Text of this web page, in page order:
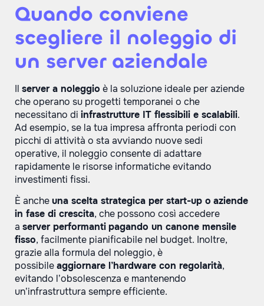
Quando conviene
scegliere il noleggio di
un server aziendale
Il server a noleggio è la soluzione ideale per aziende
che operano su progetti temporanei o che
necessitano di infrastrutture IT flessibili e scalabili.
Ad esempio, se la tua impresa affronta periodi con
picchi di attività o sta avviando nuove sedi
operative, il noleggio consente di adattare
rapidamente le risorse informatiche evitando
investimenti fissi.
È ancheuna scelta strategica per start-up o aziende
in fase di crescita, che possono così accedere
a server performantipagando un canone mensile
fisso, facilmente pianificabile nel budget. Inoltre,
grazie alla formula del noleggio, è
possibileaggiornare l’hardware con regolarità,
evitando l’obsolescenza e mantenendo
un’infrastruttura sempre efficiente.